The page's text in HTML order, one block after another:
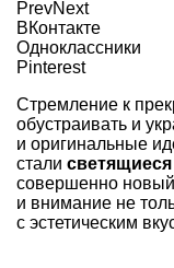
PrevNext
ВКонтакте
Одноклассники
Pinterest
Стремление к
обустраивать и
и оригинальные
стали
совершенно новый
и внимание не
с эстетическим